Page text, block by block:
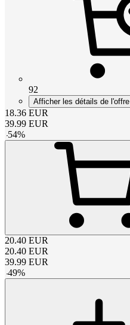
92
Afficher les détails de l'offre
18.36 EUR
39.99 EUR
-54%
20.40 EUR
20.40 EUR
39.99 EUR
-49%